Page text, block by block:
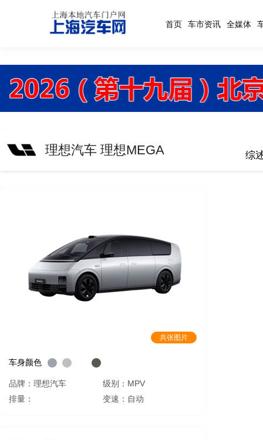
首页 车市资讯 全媒体
理想汽车 理想MEGA 综
共张图片
车身颜色
品牌：理想汽车
级别：MPV
排量：
变速：自动